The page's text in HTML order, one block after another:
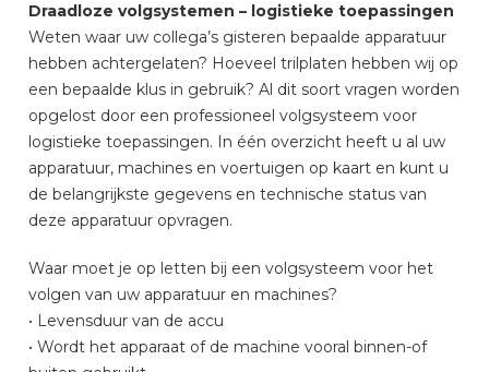
Draadloze volgsystemen – logistieke toepassingen
Weten waar uw collega’s gisteren bepaalde apparatuur
hebben achtergelaten? Hoeveel trilplaten hebben wij op
een bepaalde klus in gebruik? Al dit soort vragen worden
opgelost door een professioneel volgsysteem voor
logistieke toepassingen. In één overzicht heeft u al uw
apparatuur, machines en voertuigen op kaart en kunt u
de belangrijkste gegevens en technische status van
deze apparatuur opvragen.
Waar moet je op letten bij een volgsysteem voor het
volgen van uw apparatuur en machines?
• Levensduur van de accu
• Wordt het apparaat of de machine vooral binnen-of